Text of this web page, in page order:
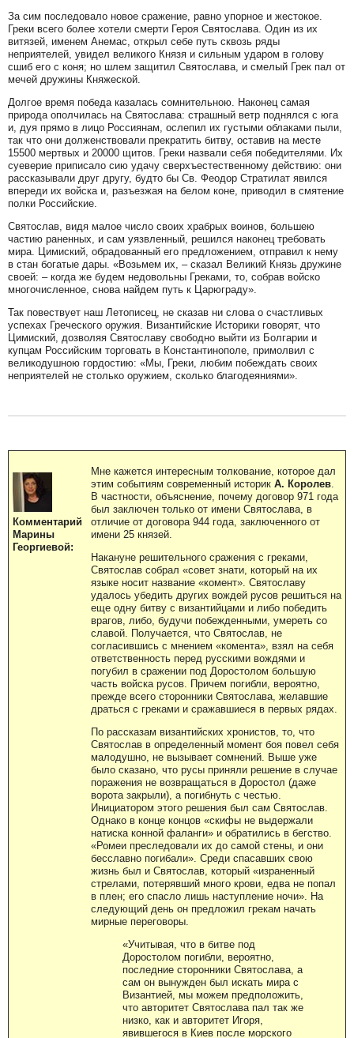
За сим последовало новое сражение, равно упорное и жестокое.
Греки всего более хотели смерти Героя Святослава. Один из их
витязей, именем Анемас, открыл себе путь сквозь ряды
неприятелей, увидел великого Князя и сильным ударом в голову
сшиб его с коня; но шлем защитил Святослава, и смелый Грек пал от
мечей дружины Княжеской.
Долгое время победа казалась сомнительною. Наконец самая
природа ополчилась на Святослава: страшный ветр поднялся с юга
и, дуя прямо в лицо Россиянам, ослепил их густыми облаками пыли,
так что они долженствовали прекратить битву, оставив на месте
15500 мертвых и 20000 щитов. Греки назвали себя победителями. Их
суеверие приписало сию удачу сверхъестественному действию: они
рассказывали друг другу, будто бы Св. Феодор Стратилат явился
впереди их войска и, разъезжая на белом коне, приводил в смятение
полки Российские.
Святослав, видя малое число своих храбрых воинов, большею
частию раненных, и сам уязвленный, решился наконец требовать
мира. Цимиский, обрадованный его предложением, отправил к нему
в стан богатые дары. «Возьмем их, – сказал Великий Князь дружине
своей: – когда же будем недовольны Греками, то, собрав войско
многочисленное, снова найдем путь к Царюграду».
Так повествует наш Летописец, не сказав ни слова о счастливых
успехах Греческого оружия. Византийские Историки говорят, что
Цимиский, дозволяя Святославу свободно выйти из Болгарии и
купцам Российским торговать в Константинополе, примолвил с
великодушною гордостию: «Мы, Греки, любим побеждать своих
неприятелей не столько оружием, сколько благодеяниями».
Комментарий
Марины
Георгиевой:
Мне кажется интересным толкование, которое дал
этим событиям современный историк А. Королев
В частности, объяснение, почему договор 971 года
был заключен только от имени Святослава, в
отличие от договора 944 года, заключенного от
имени 25 князей.
Накануне решительного сражения с греками,
Святослав собрал «совет знати, который на их
языке носит название «комент». Святославу
удалось убедить других вождей русов решиться на
еще одну битву с византийцами и либо победить
врагов, либо, будучи побежденными, умереть со
славой. Получается, что Святослав, не
согласившись с мнением «комента», взял на себя
ответственность перед русскими вождями и
погубил в сражении под Доростолом большую
часть войска русов. Причем погибли, вероятно,
прежде всего сторонники Святослава, желавшие
драться с греками и сражавшиеся в первых рядах.
По рассказам византийских хронистов, то, что
Святослав в определенный момент боя повел себя
малодушно, не вызывает сомнений. Выше уже
было сказано, что русы приняли решение в случае
поражения не возвращаться в Доростол (даже
ворота закрыли), а погибнуть с честью.
Инициатором этого решения был сам Святослав.
Однако в конце концов «скифы не выдержали
натиска конной фаланги» и обратились в бегство.
«Ромеи преследовали их до самой стены, и они
бесславно погибали». Среди спасавших свою
жизнь был и Святослав, который «израненный
стрелами, потерявший много крови, едва не попал
в плен; его спасло лишь наступление ночи». На
следующий день он предложил грекам начать
мирные переговоры.
«Учитывая, что в битве под
Доростолом погибли, вероятно,
последние сторонники Святослава, а
сам он вынужден был искать мира с
Византией, мы можем предположить,
что авторитет Святослава пал так же
низко, как и авторитет Игоря,
явившегося в Киев после морского